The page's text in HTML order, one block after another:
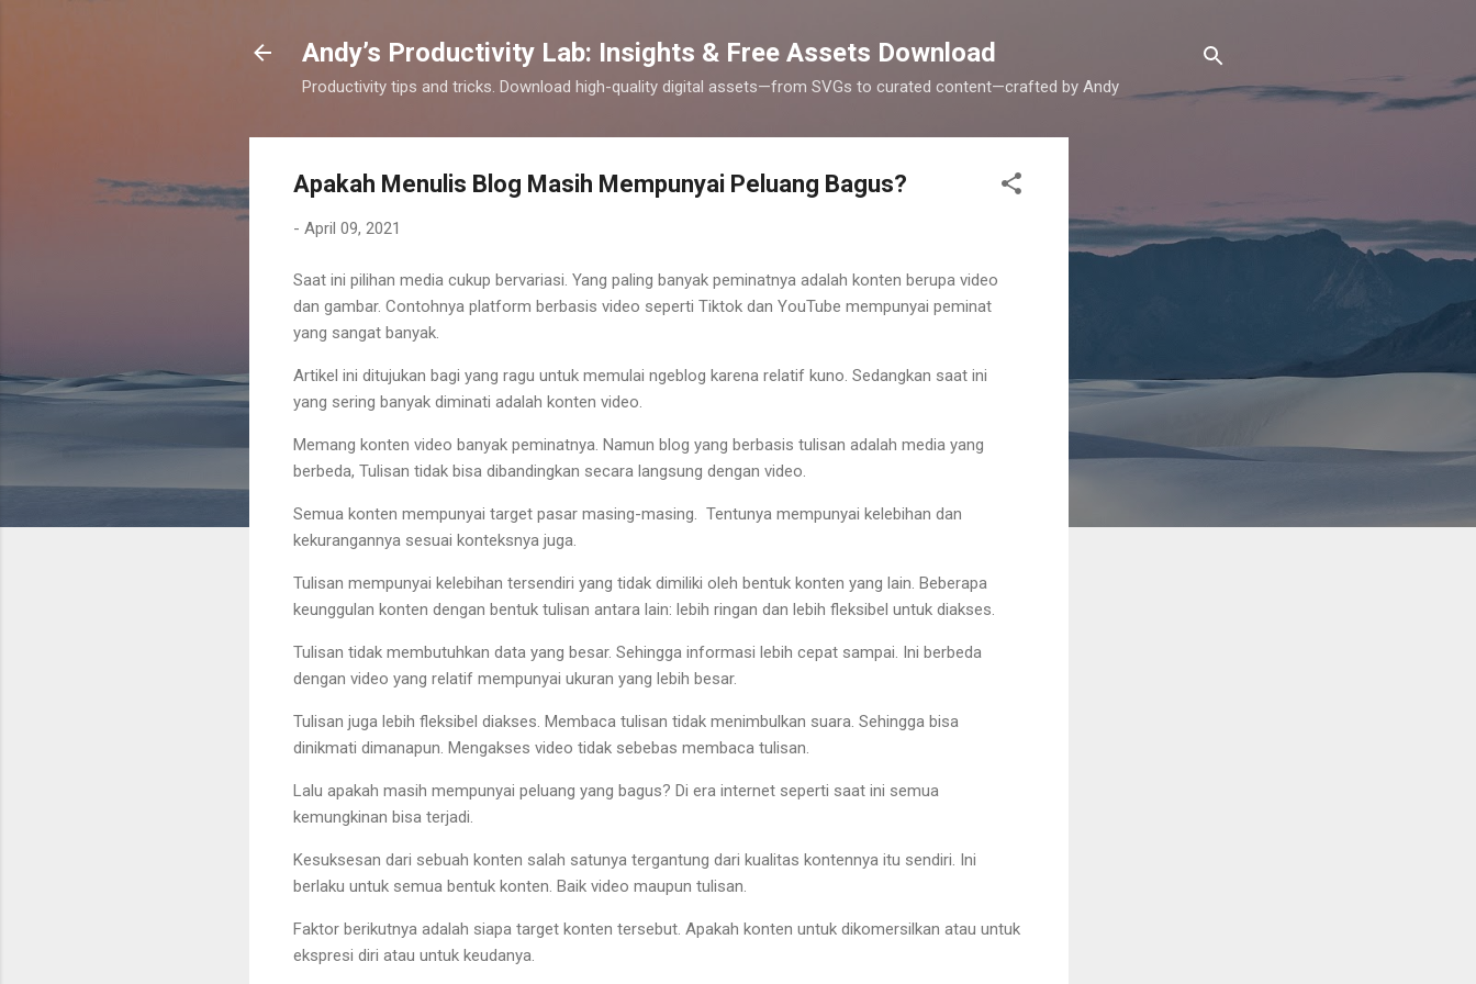
Andy’s Productivity Lab: Insights & Free Assets Download
Productivity tips and tricks. Download high-quality digital assets—from SVGs to curated content—crafted by Andy
Apakah Menulis Blog Masih Mempunyai Peluang Bagus?
- April 09, 2021
Saat ini pilihan media cukup bervariasi. Yang paling banyak peminatnya adalah konten berupa video
dan gambar. Contohnya platform berbasis video seperti Tiktok dan YouTube mempunyai peminat
yang sangat banyak.
Artikel ini ditujukan bagi yang ragu untuk memulai ngeblog karena relatif kuno. Sedangkan saat ini
yang sering banyak diminati adalah konten video.
Memang konten video banyak peminatnya. Namun blog yang berbasis tulisan adalah media yang
berbeda, Tulisan tidak bisa dibandingkan secara langsung dengan video.
Semua konten mempunyai target pasar masing-masing. Tentunya mempunyai kelebihan dan
kekurangannya sesuai konteksnya juga.
Tulisan mempunyai kelebihan tersendiri yang tidak dimiliki oleh bentuk konten yang lain. Beberapa
keunggulan konten dengan bentuk tulisan antara lain: lebih ringan dan lebih fleksibel untuk diakses.
Tulisan tidak membutuhkan data yang besar. Sehingga informasi lebih cepat sampai. Ini berbeda
dengan video yang relatif mempunyai ukuran yang lebih besar.
Tulisan juga lebih fleksibel diakses. Membaca tulisan tidak menimbulkan suara. Sehingga bisa
dinikmati dimanapun. Mengakses video tidak sebebas membaca tulisan.
Lalu apakah masih mempunyai peluang yang bagus? Di era internet seperti saat ini semua
kemungkinan bisa terjadi.
Kesuksesan dari sebuah konten salah satunya tergantung dari kualitas kontennya itu sendiri. Ini
berlaku untuk semua bentuk konten. Baik video maupun tulisan.
Faktor berikutnya adalah siapa target konten tersebut. Apakah konten untuk dikomersilkan atau untuk
ekspresi diri atau untuk keudanya.